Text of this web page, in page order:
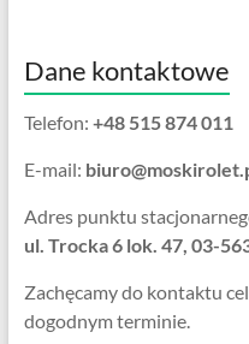
Dane kontaktowe
Telefon: +48 515 874 011
E-mail:
Adres punktu
ul. Trocka 6 lok. 47, 03-
Zachęcamy do kontaktu
dogodnym terminie.